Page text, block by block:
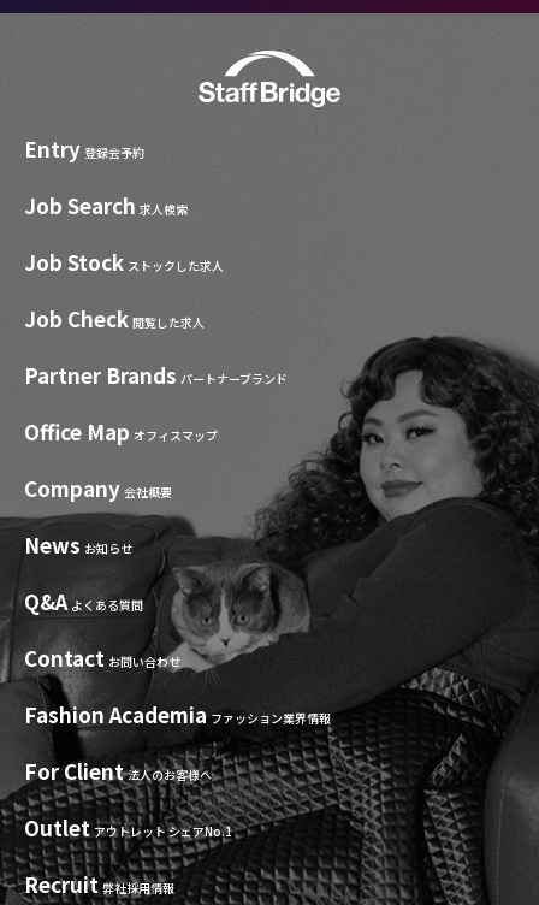
Entry 登録会予約
Job Search 求人検索
Job Stock ストックした求人
Job Check 閲覧した求人
Partner Brands パートナーブランド
Office Map オフィスマップ
Company 会社概要
News お知らせ
Q&A よくある質問
Contact お問い合わせ
Fashion Academia ファッション業界情報
For Client 法人のお客様へ
Outlet アウトレット シェアNo.1
Recruit 弊社採用情報